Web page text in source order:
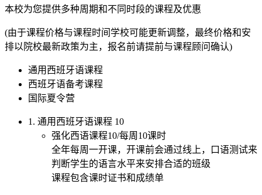
本校为您提供多种周期和不同时段的课程及优惠
(由于课程价格与课程时间学校可能更新调整，最终价格和安
排以院校最新政策为主，报名前请提前与课程顾问确认)
通用西班牙语课程
西班牙语备考课程
国际夏令营
1. 通用西班牙语课程 10
强化西语课程10/每周10课时
全年每周一开课，开课前会通过线上，口语测试来
判断学生的语言水平来安排合适的班级
课程包含课时证书和成绩单